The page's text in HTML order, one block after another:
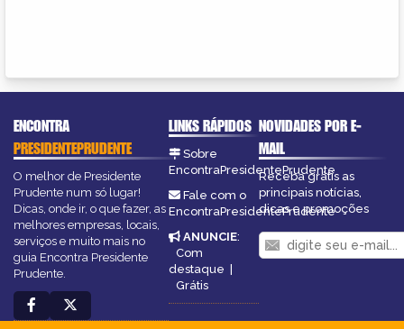
ENCONTRA
PRESIDENTEPRUDENTE
O melhor de Presidente
Prudente num só lugar!
Dicas, onde ir, o que fazer, as
melhores empresas, locais,
serviços e muito mais no
guia Encontra Presidente
Prudente.
LINKS RÁPIDOS
Sobre
EncontraPresidentePrudente
Fale com o
EncontraPresidentePrudente
ANUNCIE:
Com
destaque |
Grátis
NOVIDADES POR E-
MAIL
Receba grátis as
principais notícias,
dicas e promoções